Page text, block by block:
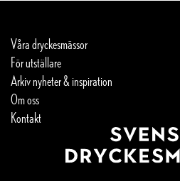
Våra dryckesmässor
För utställare
Arkiv nyheter & inspiration
Om oss
Kontakt